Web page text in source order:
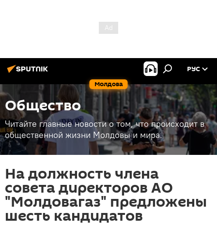
Молдова
РУС
Общество
Читайте главные новости о том, что происходит в
общественной жизни Молдовы и мира.
На должность члена
совета директоров АО
"Молдовагаз" предложены
шесть кандидатов